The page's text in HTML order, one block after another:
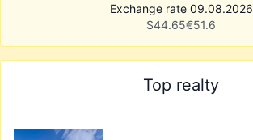
Exchange rate 09.08.2026
$44.65€51.6
Top realty